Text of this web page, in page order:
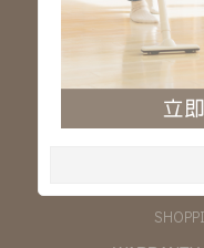
客服信箱 :
服務時間：星